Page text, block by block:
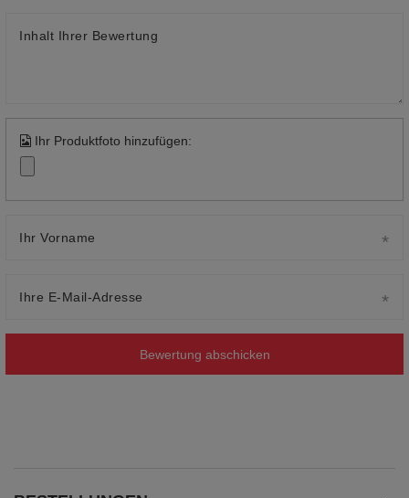
Inhalt Ihrer Bewertung
Ihr Produktfoto hinzufügen:
Ihr Vorname
Ihre E-Mail-Adresse
Bewertung abschicken